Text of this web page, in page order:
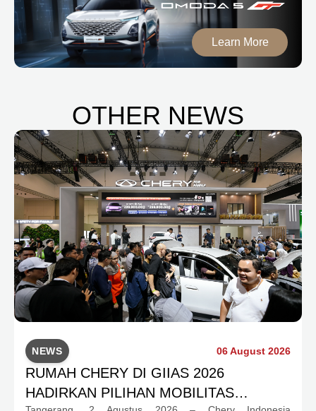
Learn More
OTHER NEWS
NEWS 06 August 2026
RUMAH CHERY DI GIIAS 2026
HADIRKAN PILIHAN MOBILITAS